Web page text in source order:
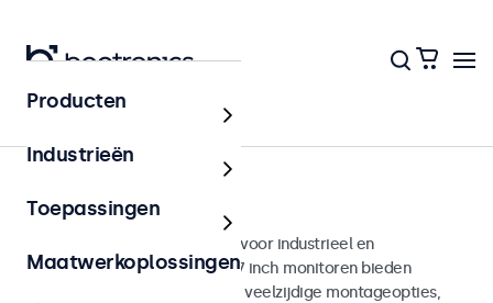
Monitoren
17 inch monitoren
17 inch monitoren ontworpen voor industrieel en
commercieel gebruik. Deze 17 inch monitoren bieden
diverse videoaansluitingen en veelzijdige montageopties,
Producten
Industrieën
Toepassingen
Maatwerkoplossingen